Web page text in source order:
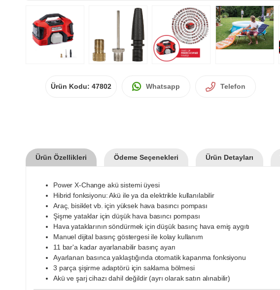
Ürün Kodu: 47802 Whatsapp Telefon
Ürün Özellikleri Ödeme Seçenekleri Ürün Detayları
Power X-Change akü sistemi üyesi
Hibrid fonksiyonu: Akü ile ya da elektrikle kullanılabilir
Araç, bisiklet vb. için yüksek hava basıncı pompası
Şişme yataklar için düşük hava basıncı pompası
Hava yataklarının söndürmek için düşük basınç hava emiş aygıtı
Manuel dijital basınç göstergesi ile kolay kullanım
11 bar'a kadar ayarlanabilir basınç ayarı
Ayarlanan basınca yaklaştığında otomatik kapanma fonksiyonu
3 parça şişirme adaptörü için saklama bölmesi
Akü ve şarj cihazı dahil değildir (ayrı olarak satın alınabilir)